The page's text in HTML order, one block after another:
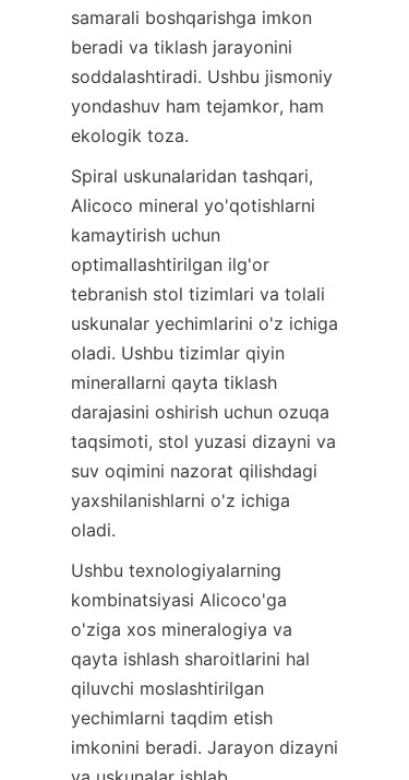
samarali boshqarishga imkon
beradi va tiklash jarayonini
soddalashtiradi. Ushbu jismoniy
yondashuv ham tejamkor, ham
Spiral uskunalaridan tashqari,
Alicoco mineral yo'qotishlarni
kamaytirish uchun
optimallashtirilgan ilg'or
tebranish stol tizimlari va tolali
uskunalar yechimlarini o'z ichiga
oladi. Ushbu tizimlar qiyin
minerallarni qayta tiklash
darajasini oshirish uchun ozuqa
taqsimoti, stol yuzasi dizayni va
suv oqimini nazorat qilishdagi
yaxshilanishlarni o'z ichiga
Ushbu texnologiyalarning
kombinatsiyasi Alicoco'ga
o'ziga xos mineralogiya va
qayta ishlash sharoitlarini hal
qiluvchi moslashtirilgan
yechimlarni taqdim etish
imkonini beradi. Jarayon dizayni